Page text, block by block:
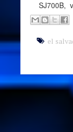
SJ700B,
el